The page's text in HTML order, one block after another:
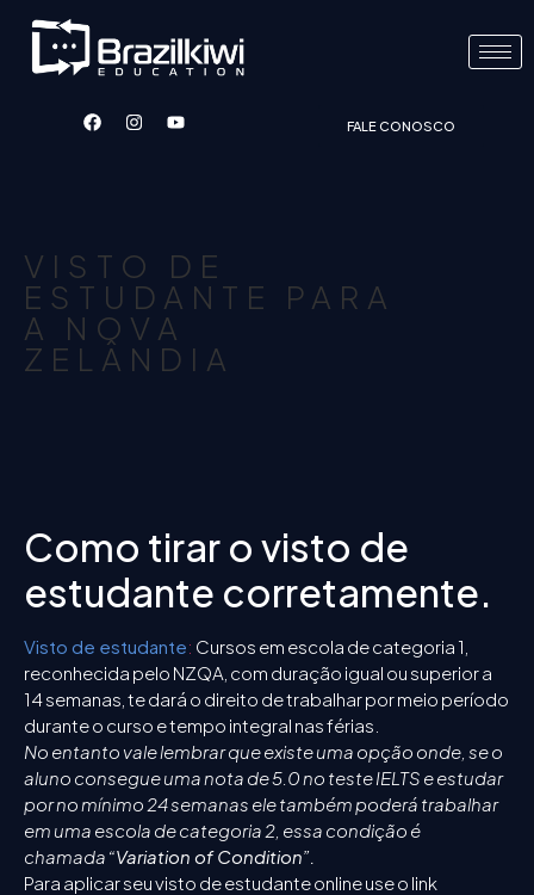
FALE CONOSCO
VISTO DE
ESTUDANTE PARA
A NOVA
ZELÂNDIA
Como tirar o visto de
estudante corretamente.
Visto de estudante: Cursos em escola de categoria 1,
reconhecida pelo NZQA, com duração igual ou superior a
14 semanas, te dará o direito de trabalhar por meio período
durante o curso e tempo integral nas férias.
No entanto vale lembrar que existe uma opção onde, se o
aluno consegue uma nota de 5.0 no teste IELTS e estudar
por no mínimo 24 semanas ele também poderá trabalhar
em uma escola de categoria 2, essa condição é
chamada “Variation of Condition”.
Para aplicar seu visto de estudante online use o link